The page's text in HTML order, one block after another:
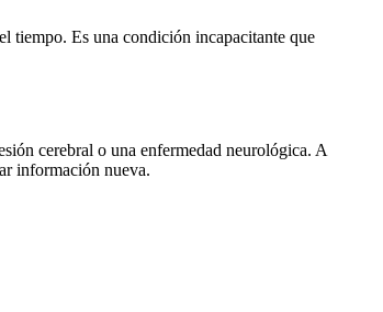
tiempo. Es una condición incapacitante que
cerebral o una enfermedad neurológica. A
información nueva.